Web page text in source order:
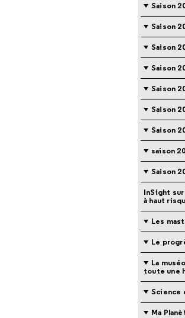
Saison
Saison
Saison
Saison
Saison
Saison
Saison
saison
Saison
InSight
à haut
Les
Le
La
toute une
Science
Ma